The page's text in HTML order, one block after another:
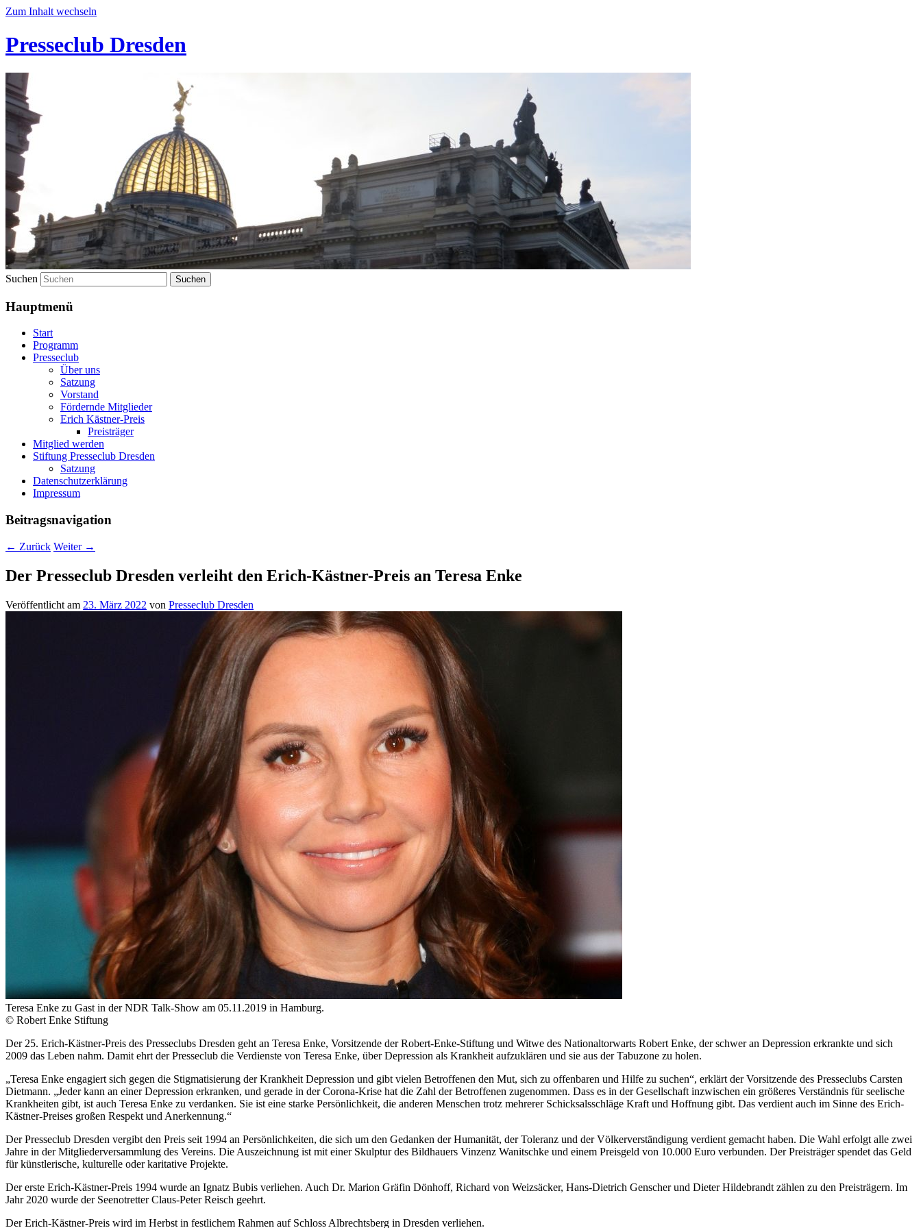
Zum Inhalt wechseln
Presseclub Dresden
Suchen
Hauptmenü
Start
Programm
Presseclub
Über uns
Satzung
Vorstand
Fördernde Mitglieder
Erich Kästner-Preis
Preisträger
Mitglied werden
Stiftung Presseclub Dresden
Satzung
Datenschutzerklärung
Impressum
Beitragsnavigation
← Zurück Weiter →
Der Presseclub Dresden verleiht den Erich-Kästner-Preis an Teresa Enke
Veröffentlicht am 23. März 2022 von Presseclub Dresden
Teresa Enke zu Gast in der NDR Talk-Show am 05.11.2019 in Hamburg.
© Robert Enke Stiftung
Der 25. Erich-Kästner-Preis des Presseclubs Dresden geht an Teresa Enke, Vorsitzende der Robert-Enke-Stiftung und Witwe des Nationaltorwarts Robert Enke, der schwer an Depression erkrankte und sich
2009 das Leben nahm. Damit ehrt der Presseclub die Verdienste von Teresa Enke, über Depression als Krankheit aufzuklären und sie aus der Tabuzone zu holen.
„Teresa Enke engagiert sich gegen die Stigmatisierung der Krankheit Depression und gibt vielen Betroffenen den Mut, sich zu offenbaren und Hilfe zu suchen“, erklärt der Vorsitzende des Presseclubs Carsten
Dietmann. „Jeder kann an einer Depression erkranken, und gerade in der Corona-Krise hat die Zahl der Betroffenen zugenommen. Dass es in der Gesellschaft inzwischen ein größeres Verständnis für seelische
Krankheiten gibt, ist auch Teresa Enke zu verdanken. Sie ist eine starke Persönlichkeit, die anderen Menschen trotz mehrerer Schicksalsschläge Kraft und Hoffnung gibt. Das verdient auch im Sinne des Erich-
Kästner-Preises großen Respekt und Anerkennung.“
Der Presseclub Dresden vergibt den Preis seit 1994 an Persönlichkeiten, die sich um den Gedanken der Humanität, der Toleranz und der Völkerverständigung verdient gemacht haben. Die Wahl erfolgt alle zwei
Jahre in der Mitgliederversammlung des Vereins. Die Auszeichnung ist mit einer Skulptur des Bildhauers Vinzenz Wanitschke und einem Preisgeld von 10.000 Euro verbunden. Der Preisträger spendet das Geld
für künstlerische, kulturelle oder karitative Projekte.
Der erste Erich-Kästner-Preis 1994 wurde an Ignatz Bubis verliehen. Auch Dr. Marion Gräfin Dönhoff, Richard von Weizsäcker, Hans-Dietrich Genscher und Dieter Hildebrandt zählen zu den Preisträgern. Im
Jahr 2020 wurde der Seenotretter Claus-Peter Reisch geehrt.
Der Erich-Kästner-Preis wird im Herbst in festlichem Rahmen auf Schloss Albrechtsberg in Dresden verliehen.